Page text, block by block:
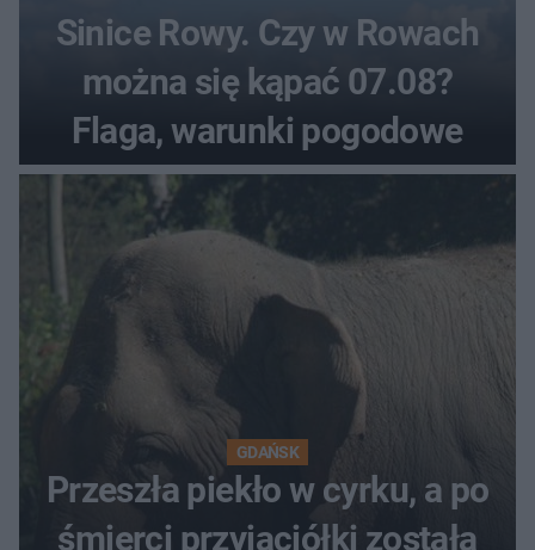
Sinice Rowy. Czy w Rowach
można się kąpać 07.08?
Flaga, warunki pogodowe
GDAŃSK
Przeszła piekło w cyrku, a po
śmierci przyjaciółki została